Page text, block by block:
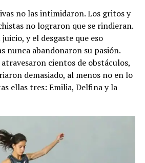
no las intimidaron. Los gritos y
no lograron que se rindieran.
y el desgaste que eso
nunca abandonaron su pasión.
atravesaron cientos de obstáculos,
demasiado, al menos no en lo
ellas tres: Emilia, Delfina y la